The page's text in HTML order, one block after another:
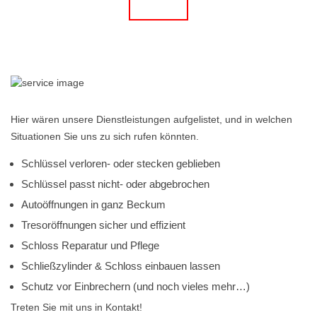
Hier wären unsere Dienstleistungen aufgelistet, und in welchen
Situationen Sie uns zu sich rufen könnten.
Schlüssel verloren- oder stecken geblieben
Schlüssel passt nicht- oder abgebrochen
Autoöffnungen in ganz Beckum
Tresoröffnungen sicher und effizient
Schloss Reparatur und Pflege
Schließzylinder & Schloss einbauen lassen
Schutz vor Einbrechern (und noch vieles mehr…)
Treten Sie mit uns in Kontakt!